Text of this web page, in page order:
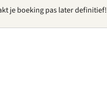
je boeking pas later definitief!